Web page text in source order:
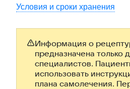
Условия и сроки хранения
Информация о
предназначена только
специалистов.
использовать
плана самолечения.